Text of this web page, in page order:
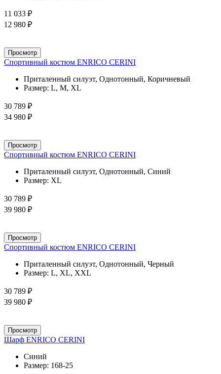
11 033 ₽
12 980 ₽
Просмотр
Спортивный костюм ENRICO CERINI
Приталенный силуэт, Однотонный, Коричневый
Размер: L, M, XL
30 789 ₽
34 980 ₽
Просмотр
Спортивный костюм ENRICO CERINI
Приталенный силуэт, Однотонный, Синий
Размер: XL
30 789 ₽
39 980 ₽
Просмотр
Спортивный костюм ENRICO CERINI
Приталенный силуэт, Однотонный, Черный
Размер: L, XL, XXL
30 789 ₽
39 980 ₽
Просмотр
Шарф ENRICO CERINI
Синий
Размер: 168-25